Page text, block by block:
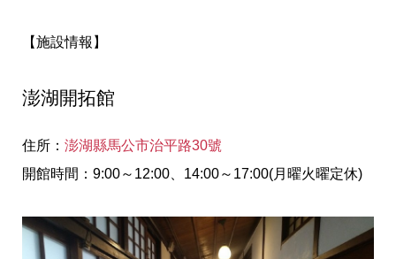
【施設情報】
澎湖開拓館
住所： 澎湖縣馬公市治平路30號
開館時間：9:00～12:00、14:00～17:00(月曜火曜定休)